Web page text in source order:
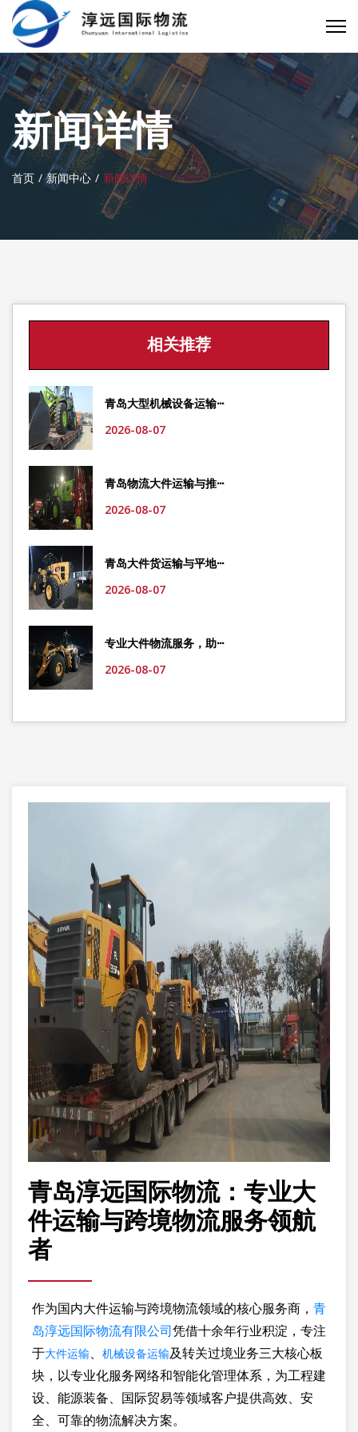
新闻详情
首页 新闻中心 新闻详情
相关推荐
青岛大型机械设备运输···
2026-08-07
青岛物流大件运输与推···
2026-08-07
青岛大件货运输与平地···
2026-08-07
专业大件物流服务，助···
2026-08-07
青岛淳远国际物流：专业大
件运输与跨境物流服务领航
者
作为国内大件运输与跨境物流领域的核心服务商， 青
岛淳远国际物流有限公司 凭借十余年行业积淀，专注
于大件运输 机械设备运输及转关过境业务三大核心板
块，以专业化服务网络和智能化管理体系，为工程建
设、能源装备、国际贸易等领域客户提供高效、安
全、可靠的物流解决方案。